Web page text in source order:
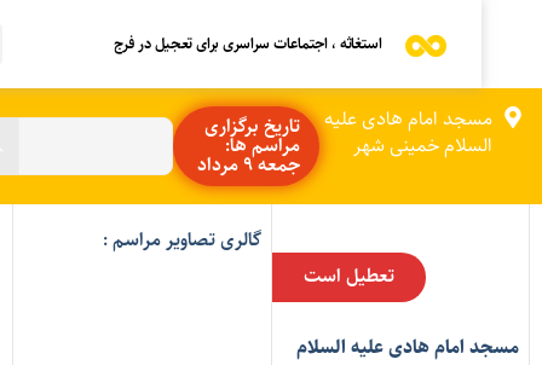
استغاثه ، اجتماعات سراسری برای تعجیل در فرج
مسجد امام هادی علیه
السلام خمینی شهر
تاریخ برگزاری
مراسم ها:
جمعه 9 مرداد
تعطیل است
امام هادی علیه السلام
گالری تصاویر مراسم :